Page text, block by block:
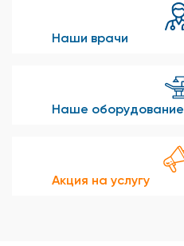
Наши врачи
Наше оборудование
Акция на услугу